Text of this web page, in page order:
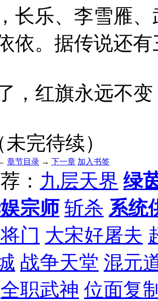
长乐、李雪雁
依。据传说还
，红旗永远不变
完待续）
章节目录 → 下一章 加入书签
： 九层天界 绿
宗师 斩杀 系统
门 大宋好屠夫
战争天堂 混元
全职武神 位面复